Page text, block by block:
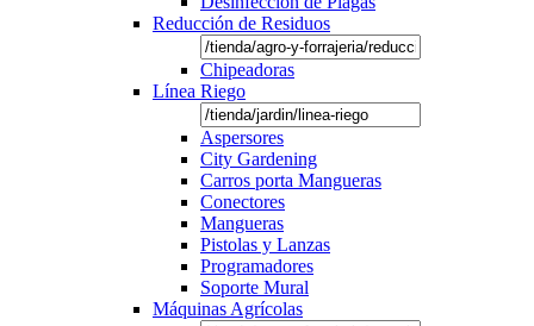
Reducción de Residuos
Chipeadoras
Línea Riego
Aspersores
City Gardening
Carros porta Mangueras
Conectores
Mangueras
Pistolas y Lanzas
Programadores
Soporte Mural
Máquinas Agrícolas